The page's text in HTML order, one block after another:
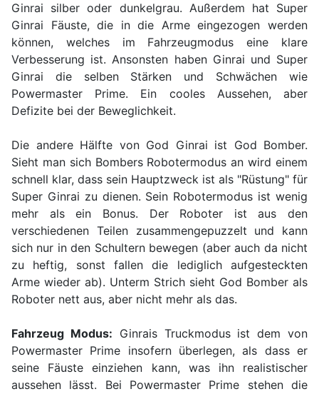
Ginrai silber oder dunkelgrau. Außerdem hat Super
Ginrai Fäuste, die in die Arme eingezogen werden
können, welches im Fahrzeugmodus eine klare
Verbesserung ist. Ansonsten haben Ginrai und Super
Ginrai die selben Stärken und Schwächen wie
Powermaster Prime. Ein cooles Aussehen, aber
Defizite bei der Beweglichkeit.
Die andere Hälfte von God Ginrai ist God Bomber.
Sieht man sich Bombers Robotermodus an wird einem
schnell klar, dass sein Hauptzweck ist als "Rüstung" für
Super Ginrai zu dienen. Sein Robotermodus ist wenig
mehr als ein Bonus. Der Roboter ist aus den
verschiedenen Teilen zusammengepuzzelt und kann
sich nur in den Schultern bewegen (aber auch da nicht
zu heftig, sonst fallen die lediglich aufgesteckten
Arme wieder ab). Unterm Strich sieht God Bomber als
Roboter nett aus, aber nicht mehr als das.
Fahrzeug Modus: Ginrais Truckmodus ist dem von
Powermaster Prime insofern überlegen, als dass er
seine Fäuste einziehen kann, was ihn realistischer
aussehen lässt. Bei Powermaster Prime stehen die